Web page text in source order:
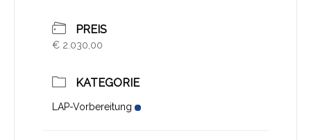
PREIS
€ 2.030,00
KATEGORIE
LAP-Vorbereitung